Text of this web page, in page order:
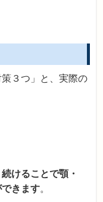
３つ」と、実際の
続けることで顎・
きます。